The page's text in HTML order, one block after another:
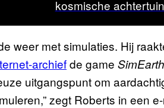
kosmische
weer met simulaties. Hij
archiefde game SimEarth
uitgangspunt om
zegt Roberts in een